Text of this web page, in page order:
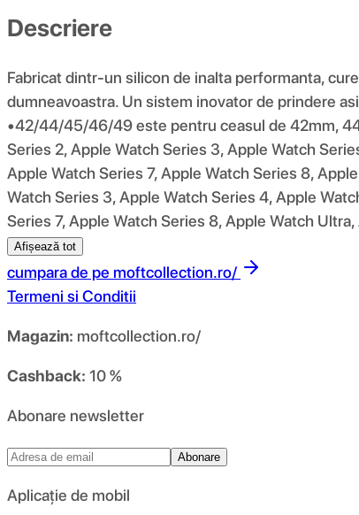
Descriere
Fabricat dintr-un silicon de inalta performanta,
dumneavoastra. Un sistem inovator de prindere
•42/44/45/46/49 este pentru ceasul de 42mm,
Series 2, Apple Watch Series 3, Apple Watch
Apple Watch Series 7, Apple Watch Series 8,
Watch Series 3, Apple Watch Series 4, Apple
Series 7, Apple Watch Series 8, Apple Watch
Afișează tot
cumpara de pe moftcollection.ro/
Termeni si Conditii
Magazin: moftcollection.ro/
Cashback: 10 %
Abonare newsletter
Abonare
Aplicație de mobil